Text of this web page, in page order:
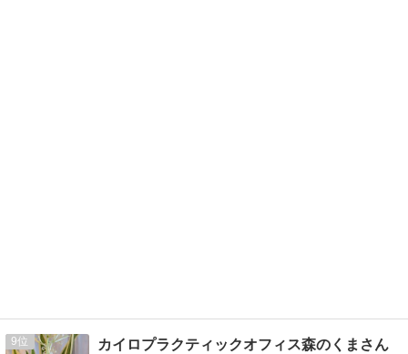
9 カイロプラクティックオフィス森のくまさん